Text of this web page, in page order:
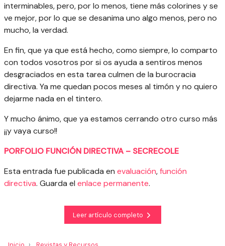
interminables, pero, por lo menos, tiene más colorines y se
ve mejor, por lo que se desanima uno algo menos, pero no
mucho, la verdad.
En fin, que ya que está hecho, como siempre, lo comparto
con todos vosotros por si os ayuda a sentiros menos
desgraciados en esta tarea culmen de la burocracia
directiva. Ya me quedan pocos meses al timón y no quiero
dejarme nada en el tintero.
Y mucho ánimo, que ya estamos cerrando otro curso más
¡¡y vaya curso!!
PORFOLIO FUNCIÓN DIRECTIVA – SECRECOLE
Esta entrada fue publicada en evaluación,función
directiva. Guarda el enlace permanente.
Leer artículo completo